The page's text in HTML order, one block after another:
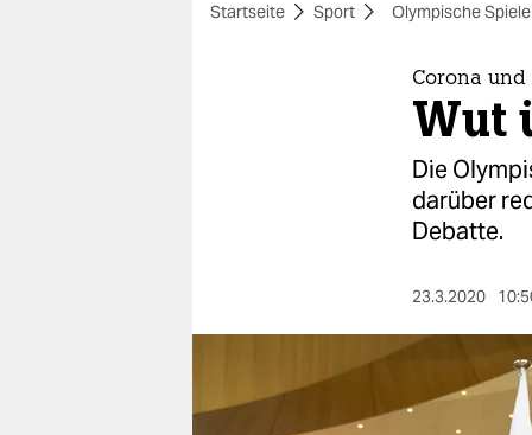
themen
nord
Startseite Sport Olympische
Corona und
Wut
Die
darüber
Debatte.
23.3.2020